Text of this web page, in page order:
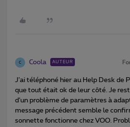
C Coola AUTEUR
J’ai téléphoné hier au Help Desk de
que tout était ok de leur côté. Je
d’un problème de paramètres à
message précédent semble le
sonnette fonctionne chez VOO.